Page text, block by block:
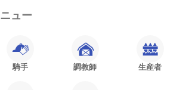
ュー
騎手 調教師 生産者